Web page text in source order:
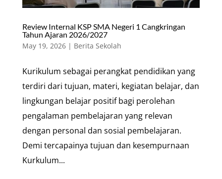
Review Internal KSP SMA Negeri 1 Cangkringan
Tahun Ajaran 2026/2027
May 19, 2026| Berita Sekolah
Kurikulum sebagai perangkat pendidikan yang
terdiri dari tujuan, materi, kegiatan belajar, dan
lingkungan belajar positif bagi perolehan
pengalaman pembelajaran yang relevan
dengan personal dan sosial pembelajaran.
Demi tercapainya tujuan dan kesempurnaan
Kurkulum...